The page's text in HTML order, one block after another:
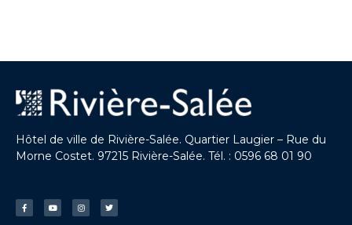
Hôtel de ville de Rivière-Salée. Quartier Laugier – Rue du
Morne Costet. 97215 Rivière-Salée. Tél. : 0596 68 01 90